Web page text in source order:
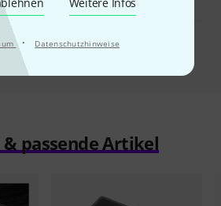
· Datenschutzhinweise
Vergleichen
passende Artikel